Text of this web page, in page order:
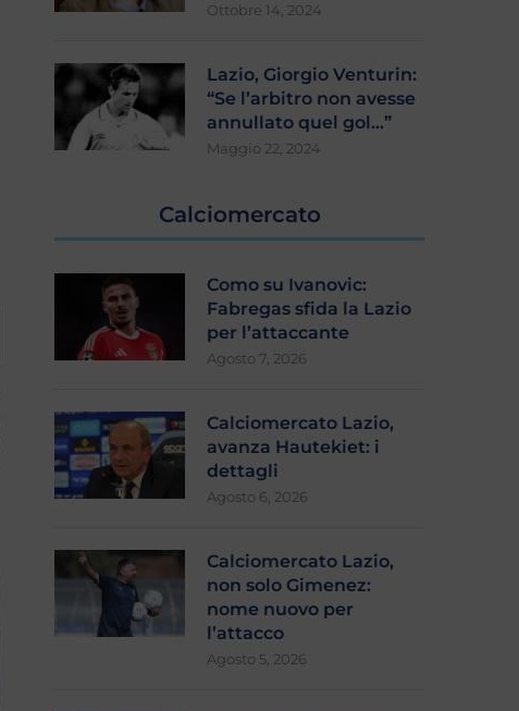
Ottobre 14, 2024
Lazio, Giorgio Venturin:
“Se l’arbitro non avesse
annullato quel gol…”
Maggio 22, 2024
Calciomercato
Como su Ivanovic:
Fabregas sfida la Lazio
per l’attaccante
Agosto 7, 2026
Calciomercato Lazio,
avanza Hautekiet: i
dettagli
Agosto 6, 2026
Calciomercato Lazio,
non solo Gimenez:
nome nuovo per
l’attacco
Agosto 5, 2026